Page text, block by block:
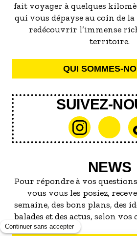
fait voyager à quelques
qui vous dépayse au coin de
redécouvrir l’immense
territoire.
QUI SOMMES-
SUIVEZ-
NEWS
Pour répondre à vos
vous vous les posiez,
semaine, des bons plans, des
balades et des actus, selon